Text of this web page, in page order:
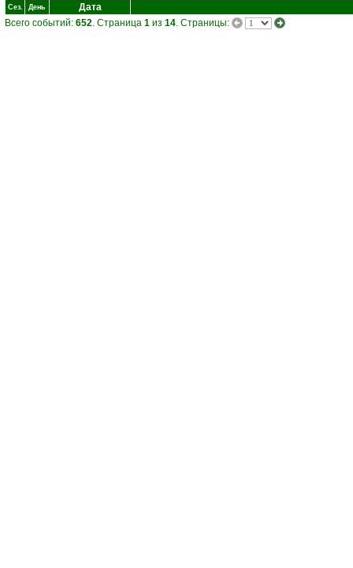
Сез. День
Дата
Всего событий: 652. Страница 1 из 14. Страницы: